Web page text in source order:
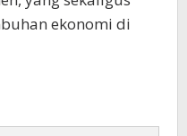
ekonomi di